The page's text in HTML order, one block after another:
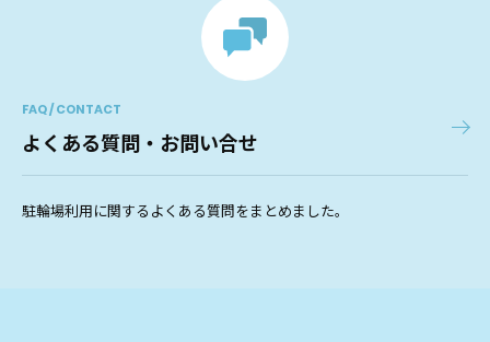
FAQ / CONTACT
よくある質問・お問い合せ
駐輪場利用に関するよくある質問をまとめました。